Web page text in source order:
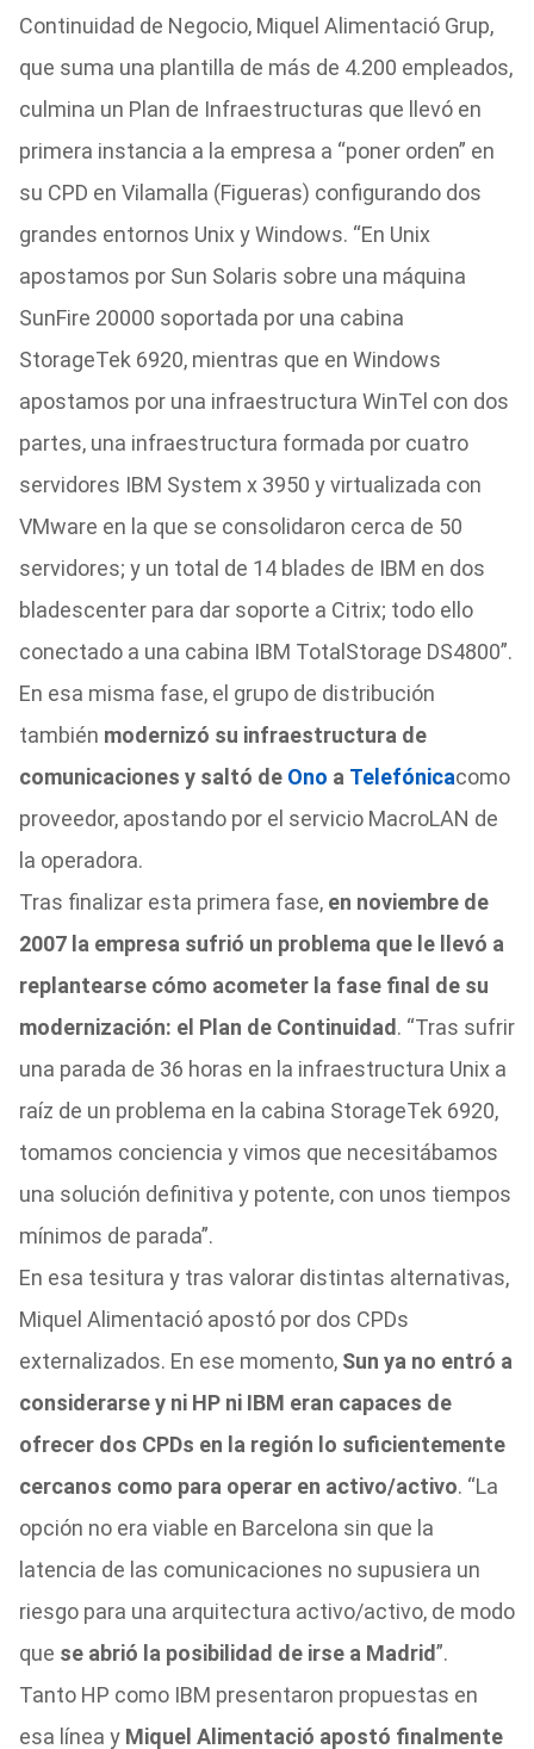
Continuidad de Negocio, Miquel Alimentació Grup,
que suma una plantilla de más de 4.200 empleados,
culmina un Plan de Infraestructuras que llevó en
primera instancia a la empresa a “poner orden” en
su CPD en Vilamalla (Figueras) configurando dos
grandes entornos Unix y Windows. “En Unix
apostamos por Sun Solaris sobre una máquina
SunFire 20000 soportada por una cabina
StorageTek 6920, mientras que en Windows
apostamos por una infraestructura WinTel con dos
partes, una infraestructura formada por cuatro
servidores IBM System x 3950 y virtualizada con
VMware en la que se consolidaron cerca de 50
servidores; y un total de 14 blades de IBM en dos
bladescenter para dar soporte a Citrix; todo ello
conectado a una cabina IBM TotalStorage DS4800”.
En esa misma fase, el grupo de distribución
también modernizó su infraestructura de
comunicaciones y saltó de Ono a Telefónicacomo
proveedor, apostando por el servicio MacroLAN de
la operadora.
Tras finalizar esta primera fase, en noviembre de
2007 la empresa sufrió un problema que le llevó a
replantearse cómo acometer la fase final de su
modernización: el Plan de Continuidad . “Tras sufrir
una parada de 36 horas en la infraestructura Unix a
raíz de un problema en la cabina StorageTek 6920,
tomamos conciencia y vimos que necesitábamos
una solución definitiva y potente, con unos tiempos
mínimos de parada”.
En esa tesitura y tras valorar distintas alternativas,
Miquel Alimentació apostó por dos CPDs
externalizados. En ese momento, Sun ya no entró a
considerarse y ni HP ni IBM eran capaces de
ofrecer dos CPDs en la región lo suficientemente
cercanos como para operar en activo/activo. “La
opción no era viable en Barcelona sin que la
latencia de las comunicaciones no supusiera un
riesgo para una arquitectura activo/activo, de modo
que se abrió la posibilidad de irse a Madrid”.
Tanto HP como IBM presentaron propuestas en
esa línea y Miquel Alimentació apostó finalmente